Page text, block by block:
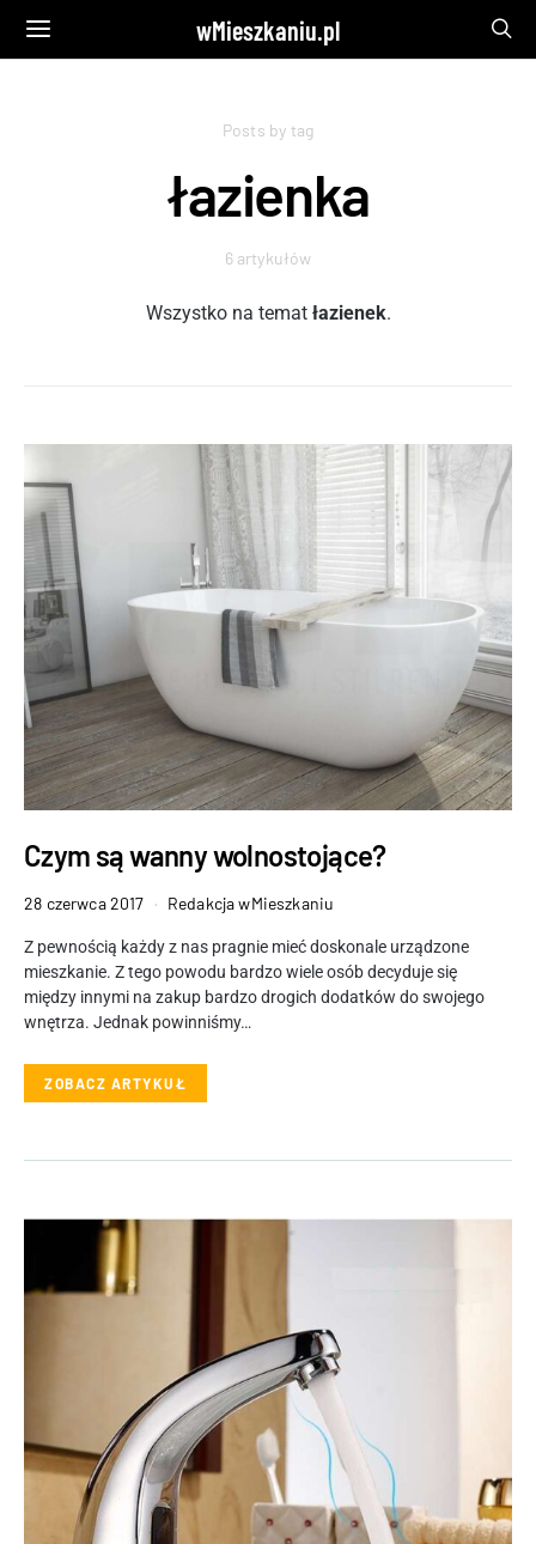
wMieszkaniu.pl
Posts by tag
łazienka
6 artykułów
Wszystko na temat łazienek.
Czym są wanny wolnostojące?
28 czerwca 2017 Redakcja wMieszkaniu
Z pewnością każdy z nas pragnie mieć doskonale urządzone
mieszkanie. Z tego powodu bardzo wiele osób decyduje się
między innymi na zakup bardzo drogich dodatków do swojego
wnętrza. Jednak powinniśmy…
ZOBACZ ARTYKUŁ